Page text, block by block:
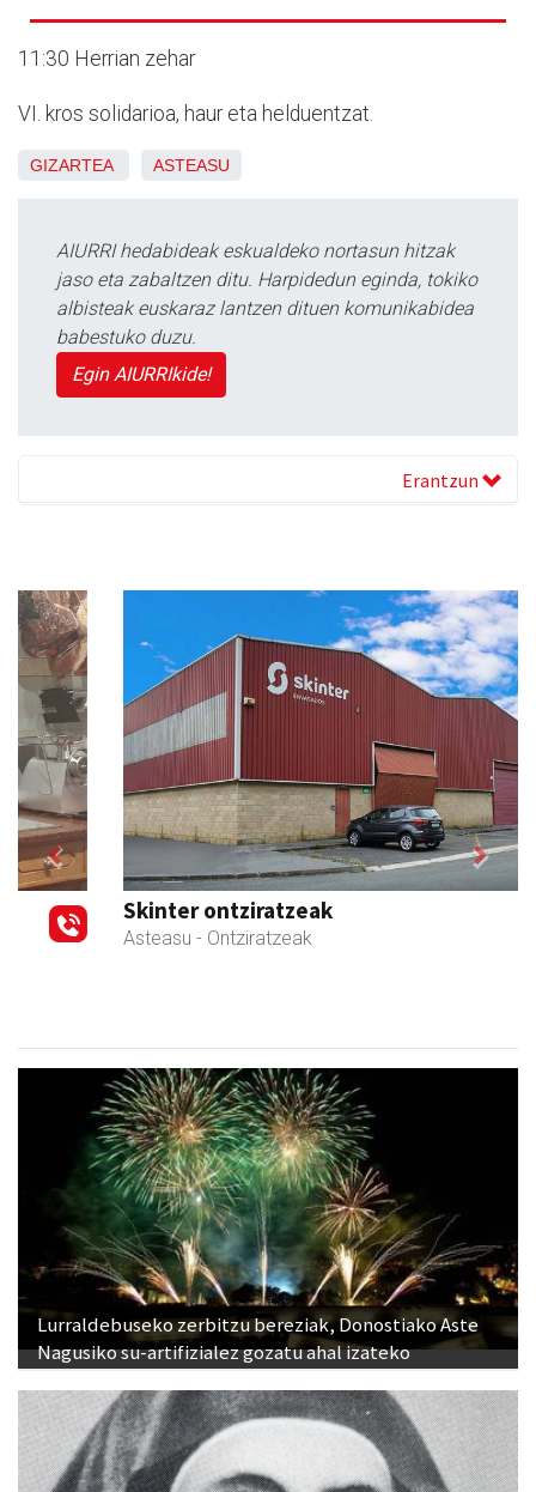
11:30 Herrian zehar
VI. kros solidarioa, haur eta helduentzat.
GIZARTEA ASTEASU
AIURRI hedabideak eskualdeko nortasun hitzak
jaso eta zabaltzen ditu. Harpidedun eginda, tokiko
albisteak euskaraz lantzen dituen komunikabidea
babestuko duzu.
Egin AIURRIkide!
Erantzun
Skinter ontziratzeak
Asteasu - Ontziratzeak
Previous Next
Lurraldebuseko zerbitzu bereziak, Donostiako Aste
Nagusiko su-artifizialez gozatu ahal izateko